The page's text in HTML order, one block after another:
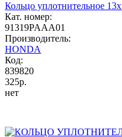
Кольцо уплотнительное
Кат. номер:
91319PAAA01
Производитель:
HONDA
Код:
839820
325р.
нет